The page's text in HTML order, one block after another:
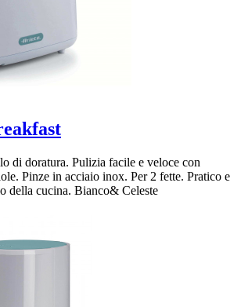
di doratura. Pulizia facile e veloce con
Pinze in acciaio inox. Per 2 fette. Pratico e
della cucina. Bianco& Celeste